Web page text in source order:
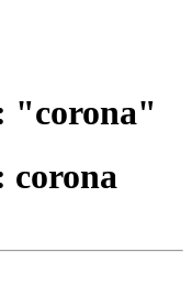
"corona"
corona